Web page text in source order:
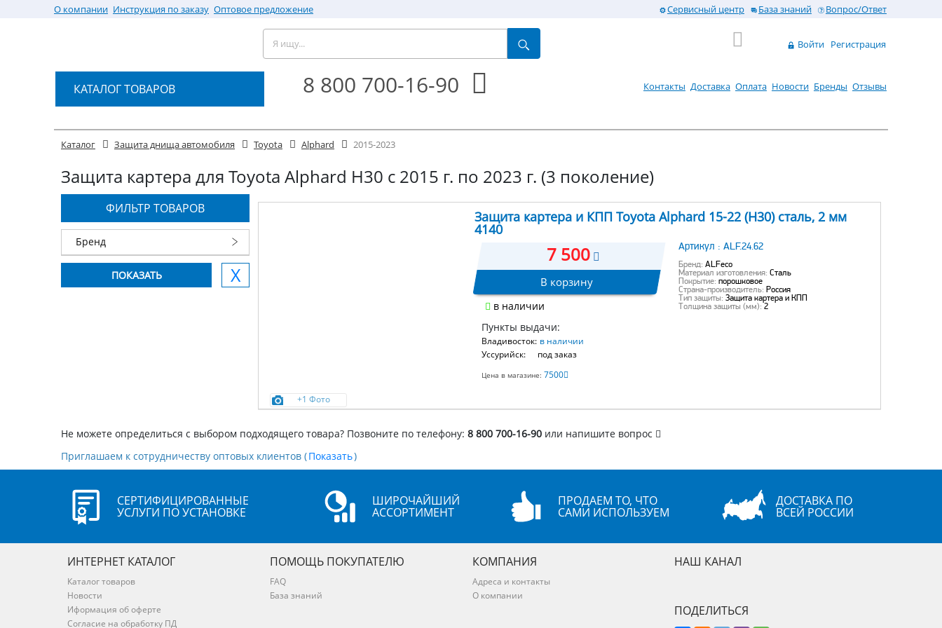
О компании Инструкция по заказу Оптовое предложение Сервисный центр База знаний Вопрос/Ответ
Войти Регистрация
КАТАЛОГ ТОВАРОВ 8 800 700-16-90 Контакты Доставка Оплата Новости Бренды Отзывы
Каталог Защита днища автомобиля Toyota Alphard 2015-2023
Защита картера для Toyota Alphard H30 с 2015 г. по 2023 г. (3 поколение)
ФИЛЬТР ТОВАРОВ
Бренд
Защита картера и КПП Toyota Alphard 15-22 (H30) сталь, 2 мм
4140
7 500
В корзину
в наличии
Пункты выдачи:
Владивосток: в наличии
Уссурийск:
под заказ
Цена в магазине: 7500
Артикул : ALF.24.62
Бренд: ALFeco
Материал изготовления: Сталь
Покрытие: порошковое
Страна-производитель: Россия
Тип защиты: Защита картера и КПП
Толщина защиты (мм): 2
+1 Фото
Не можете определиться с выбором подходящего товара? Позвоните по телефону: 8 800 700-16-90 или напишите вопрос
Приглашаем к сотрудничеству оптовых клиентов (
)
СЕРТИФИЦИРОВАННЫЕ
УСЛУГИ ПО УСТАНОВКЕ
ШИРОЧАЙШИЙ
АССОРТИМЕНТ
ПРОДАЕМ ТО, ЧТО
САМИ ИСПОЛЬЗУЕМ
ДОСТАВКА ПО
ВСЕЙ РОССИИ
ИНТЕРНЕТ КАТАЛОГ
Каталог товаров
Новости
Иформация об оферте
Согласие на обработку ПД
ПОМОЩЬ ПОКУПАТЕЛЮ
FAQ
База знаний
КОМПАНИЯ
Адреса и контакты
О компании
НАШ КАНАЛ
ПОДЕЛИТЬСЯ